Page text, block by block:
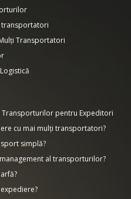
transportatori
Transportatori
Transporturilor pentru Expeditori
cu mai mulți transportatori?
simplă?
al transporturilor?